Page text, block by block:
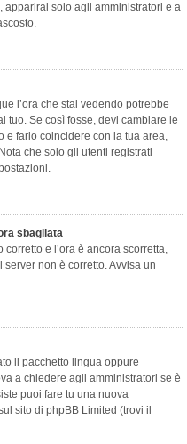
apparirai solo agli amministratori e a
l’ora che stai vedendo potrebbe
tuo. Se così fosse, devi cambiare le
e farlo coincidere con la tua area,
che solo gli utenti registrati
sbagliata
e l’ora è ancora scorretta,
non è corretto. Avvisa un
il pacchetto lingua oppure
a chiedere agli amministratori se è
puoi fare tu una nuova
sito di phpBB Limited (trovi il